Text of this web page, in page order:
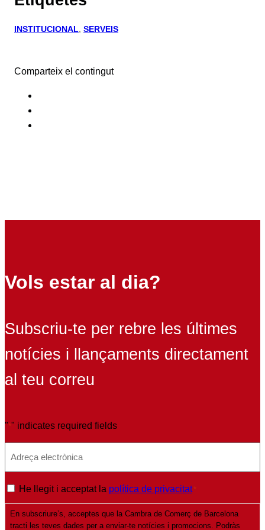
INSTITUCIONAL, SERVEIS
Comparteix el contingut
Vols estar al dia?
Subscriu-te per rebre les últimes
notícies i llançaments directament
al teu correu
"*" indicates required fields
P
o
He llegit i acceptat la política de privacitat *
En subscriure’s, acceptes que la Cambra de Comerç de Barcelona
tracti les teves dades per a enviar-te notícies i promocions. Podràs